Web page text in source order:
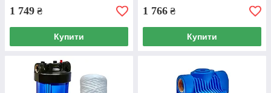
1 749 ₴
Купити
1 766 ₴
Купити